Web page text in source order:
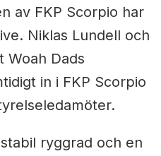
av FKP Scorpio har
Niklas Lundell och
Woah Dads
in i FKP Scorpio
ryggrad och en